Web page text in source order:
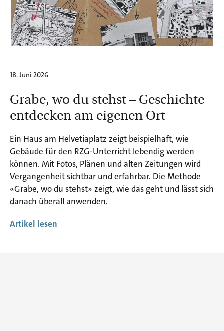
18. Juni 2026
Grabe, wo du stehst – Geschichte
entdecken am eigenen Ort
Ein Haus am Helvetiaplatz zeigt beispielhaft, wie
Gebäude für den RZG-Unterricht lebendig werden
können. Mit Fotos, Plänen und alten Zeitungen wird
Vergangenheit sichtbar und erfahrbar. Die Methode
«Grabe, wo du stehst» zeigt, wie das geht und lässt sich
danach überall anwenden.
Artikel lesen